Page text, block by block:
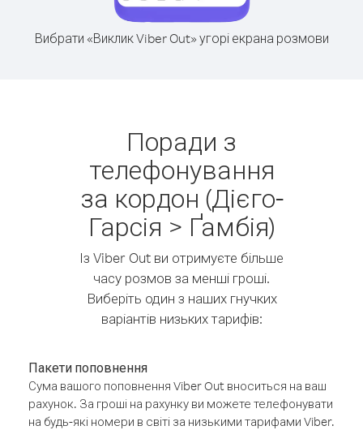
Вибрати «Виклик Viber Out» угорі екрана розмови
Поради з
телефонування
за кордон (Дієго-
Гарсія > Ґамбія)
Із Viber Out ви отримуєте більше
часу розмов за менші гроші.
Виберіть один з наших гнучких
варіантів низьких тарифів:
Пакети поповнення
Сума вашого поповнення Viber Out вноситься на ваш
рахунок. За гроші на рахунку ви можете телефонувати
на будь-які номери в світі за низькими тарифами Viber.